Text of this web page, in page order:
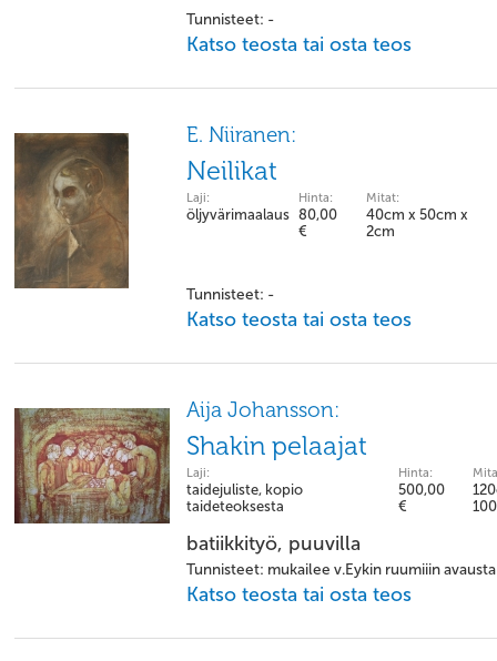
Tunnisteet: -
Katso teosta tai osta teos
E. Niiranen:
Neilikat
Laji:
öljyvärimaalaus
Hinta:
80,00
€
Mitat:
40cm x 50cm x
2cm
Tunnisteet: -
Katso teosta tai osta teos
Aija Johansson:
Shakin pelaajat
Laji:
taidejuliste, kopio
taideteoksesta
Hinta:
500,00
€
batiikkityö, puuvilla
Tunnisteet: mukailee v.Eykin ruumiiin avausta
Katso teosta tai osta teos